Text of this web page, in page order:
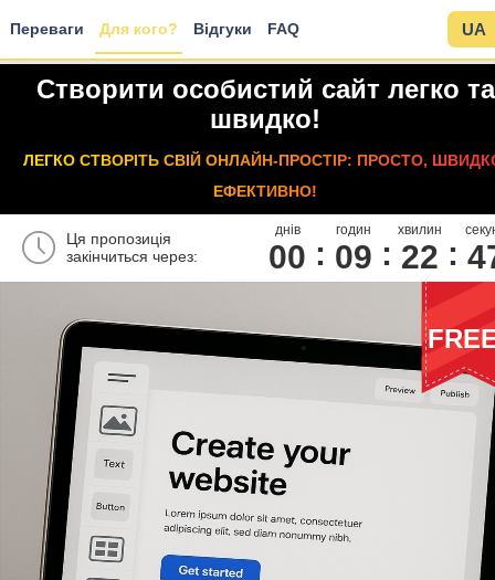
Переваги Для кого? Відгуки FAQ UA
Створити особистий сайт легко та
швидко!
ЛЕГКО СТВОРІТЬ СВІЙ ОНЛАЙН-ПРОСТІР: ПРОСТО,
ЕФЕКТИВНО!
Ця пропозиція
закінчиться через:
днів
00
годин
09
хвилин
22 4